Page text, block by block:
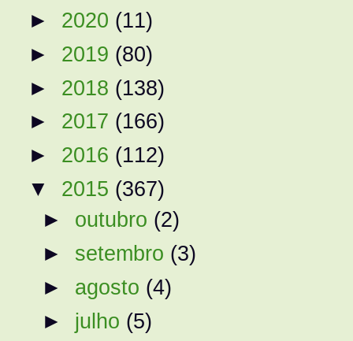
► 2020 (11)
► 2019 (80)
► 2018 (138)
► 2017 (166)
► 2016 (112)
▼ 2015 (367)
► outubro (2)
► setembro (3)
► agosto (4)
► julho (5)